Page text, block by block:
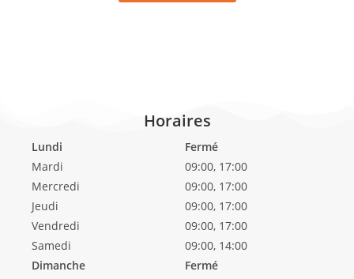
Horaires
Lundi
Mardi
Mercredi
Jeudi
Vendredi
Samedi
Dimanche
Fermé
09:00, 17:00
09:00, 17:00
09:00, 17:00
09:00, 17:00
09:00, 14:00
Fermé